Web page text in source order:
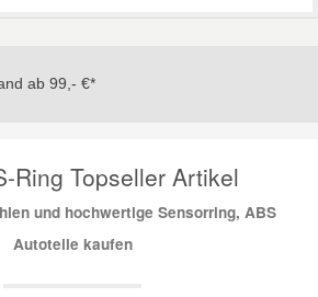
ab 99,- €*
Ring Topseller Artikel
und hochwertige Sensorring, ABS
Autoteile kaufen